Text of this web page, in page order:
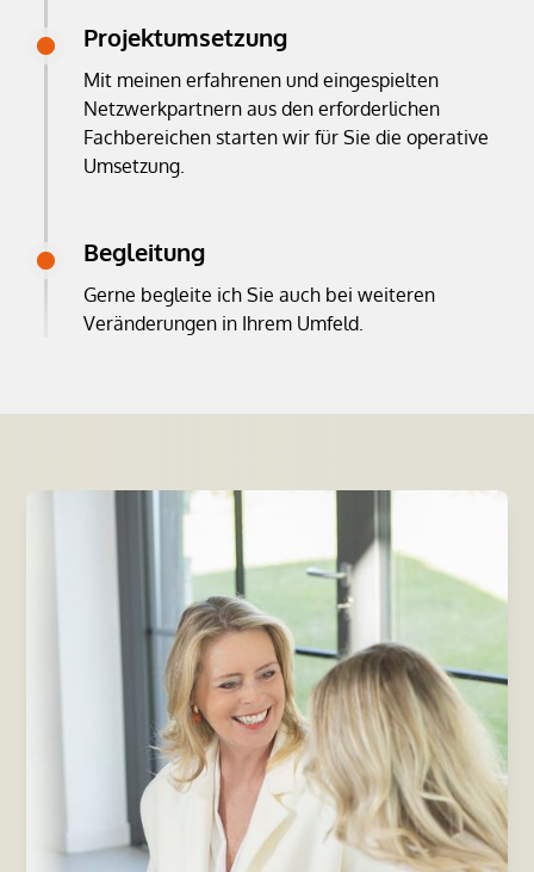
Projektumsetzung
Mit meinen erfahrenen und eingespielten
Netzwerkpartnern aus den erforderlichen
Fachbereichen starten wir für Sie die operative
Umsetzung.
Begleitung
Gerne begleite ich Sie auch bei weiteren
Veränderungen in Ihrem Umfeld.